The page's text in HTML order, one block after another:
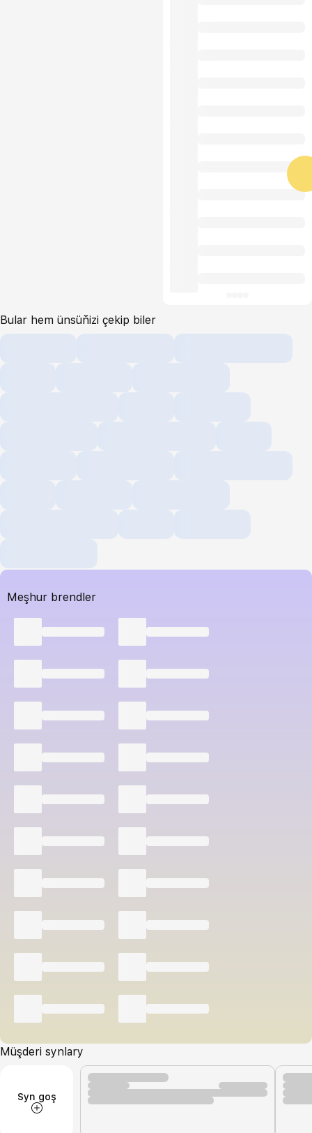
Bular hem ünsüňizi çekip biler
Meşhur brendler
Müşderi synlary
Syn goş